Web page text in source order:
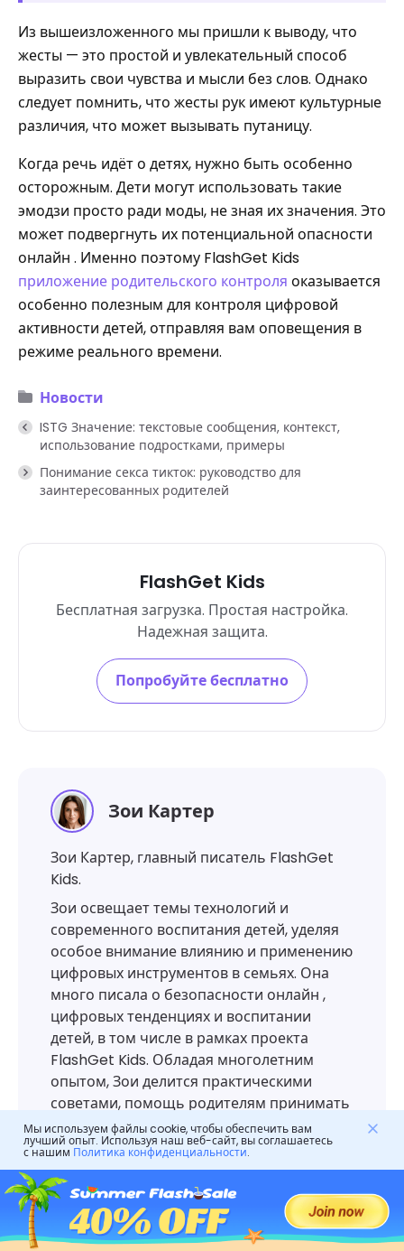
Из вышеизложенного мы пришли к выводу, что
жесты — это простой и увлекательный способ
выразить свои чувства и мысли без слов. Однако
следует помнить, что жесты рук имеют культурные
различия, что может вызывать путаницу.
Когда речь идёт о детях, нужно быть особенно
осторожным. Дети могут использовать такие
эмодзи просто ради моды, не зная их значения. Это
может подвергнуть их потенциальной опасности
онлайн . Именно поэтому FlashGet Kids
приложение родительского контроля оказывается
особенно полезным для контроля цифровой
активности детей, отправляя вам оповещения в
режиме реального времени.
Новости
ISTG Значение: текстовые сообщения, контекст,
использование подростками, примеры
Понимание секса тикток: руководство для
заинтересованных родителей
FlashGet Kids
Бесплатная загрузка. Простая настройка.
Надежная защита.
Попробуйте бесплатно
Зои Картер
Зои Картер, главный писатель FlashGet
Kids.
Зои освещает темы технологий и
современного воспитания детей, уделяя
особое внимание влиянию и применению
цифровых инструментов в семьях. Она
много писала о безопасности онлайн ,
цифровых тенденциях и воспитании
детей, в том числе в рамках проекта
FlashGet Kids. Обладая многолетним
опытом, Зои делится практическими
советами, помощь родителям принимать
обоснованные решения в современном
цифровом мире.
Мы используем файлы cookie, чтобы обеспечить вам
лучший опыт. Используя наш веб-сайт, вы соглашаетесь
с нашим Политика конфиденциальности.